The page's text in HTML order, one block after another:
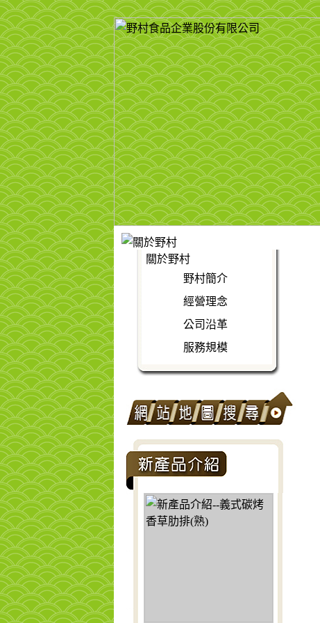
關於野村
野村簡介
經營理念
公司沿革
服務規模